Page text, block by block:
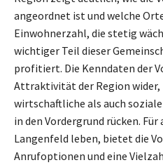
angeordnet ist und welche
Einwohnerzahl, die stetig
wichtiger Teil dieser
profitiert. Die Kenndaten der
Attraktivität der Region wider,
wirtschaftliche als auch
in den Vordergrund rücken.
Langenfeld leben, bietet die
Anrufoptionen und eine